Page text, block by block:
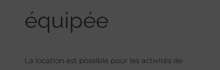
équipée
La location est possible pour les activités de